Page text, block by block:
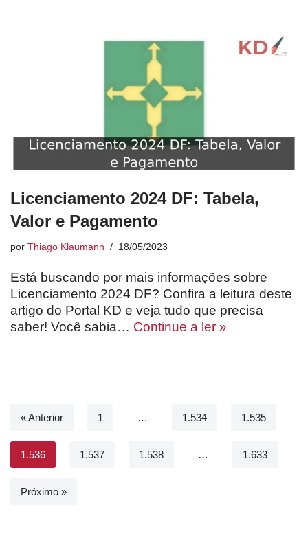
Licenciamento 2024 DF: Tabela,
Valor e Pagamento
por Thiago Klaumann 18/05/2023
Está buscando por mais informações sobre
Licenciamento 2024 DF? Confira a leitura deste
artigo do Portal KD e veja tudo que precisa
saber! Você sabia… Continue a ler »
« Anterior 1 … 1.534 1.535
1.536 1.537 1.538 … 1.633
Próximo »